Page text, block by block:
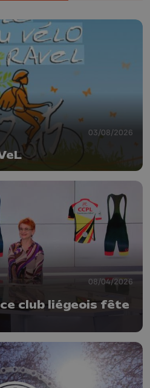
03/08/2026
08/04/2026
club liégeois fête